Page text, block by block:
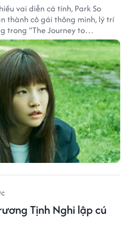
vai diễn cá tính, Park So
thành cô gái thông minh, lý trí
trong “The Journey to
Tịnh Nghi lập cú